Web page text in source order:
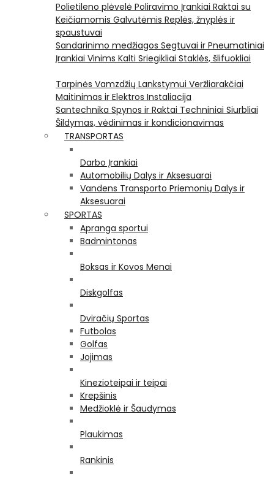
Polietileno plėvelė Poliravimo Įrankiai Raktai su
Keičiamomis Galvutėmis Replės, žnyplės ir
spaustuvai
Sandarinimo medžiagos Segtuvai ir Pneumatiniai
Įrankiai Vinims Kalti Sriegikliai Staklės, šlifuokliai
Tarpinės Vamzdžių Lankstymui Veržliarakčiai
Maitinimas ir Elektros Instaliacija
Santechnika Spynos ir Raktai Techniniai Siurbliai
Šildymas, vėdinimas ir kondicionavimas
TRANSPORTAS
Darbo Įrankiai
Automobilių Dalys ir Aksesuarai
Vandens Transporto Priemonių Dalys ir
Aksesuarai
SPORTAS
Apranga sportui
Badmintonas
Boksas ir Kovos Menai
Diskgolfas
Dviračių Sportas
Futbolas
Golfas
Jojimas
Kinezioteipai ir teipai
Krepšinis
Medžioklė ir Šaudymas
Plaukimas
Rankinis